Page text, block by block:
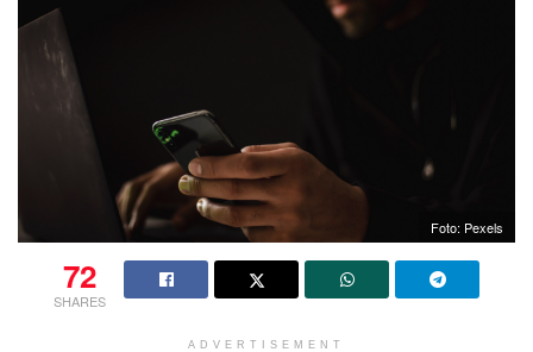
Foto: Pexels
72
SHARES
ADVERTISEMENT